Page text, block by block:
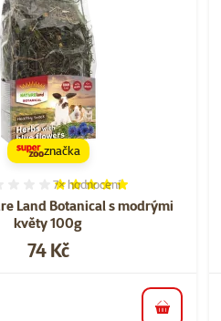
Land Botanical s modrými
květy 100g
Hodnocení 100%, počet
7×hodnocení
Cena
74 Kč
značka
do košíku